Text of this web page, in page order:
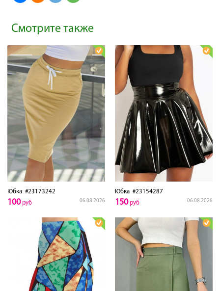
Смотрите также
Юбка #23173242
06.08.2026
100руб
Юбка #23154287
06.08.2026
150руб